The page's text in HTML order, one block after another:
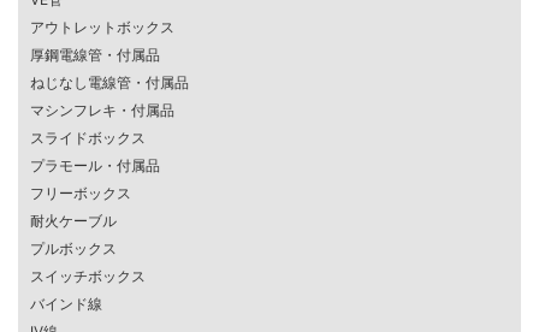
アウトレットボックス
厚鋼電線管・付属品
ねじなし電線管・付属品
マシンフレキ・付属品
スライドボックス
プラモール・付属品
フリーボックス
耐火ケーブル
プルボックス
スイッチボックス
バインド線